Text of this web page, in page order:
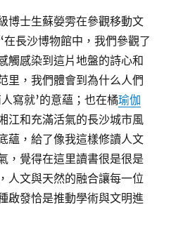
博士生蘇嫈雱在參觀移動文
長沙博物館中，我們參觀了
觸感染到這片地盤的詩心和
里，我們體會到為什么人們
寫就’的意蘊；也在橘瑜伽
江和充滿活氣的長沙城市風
蘊，給了像我這樣修讀人文
，覺得在這里讀書很是很是
人文與天然的融合讓每一位
啟發恰是推動學術與文明進